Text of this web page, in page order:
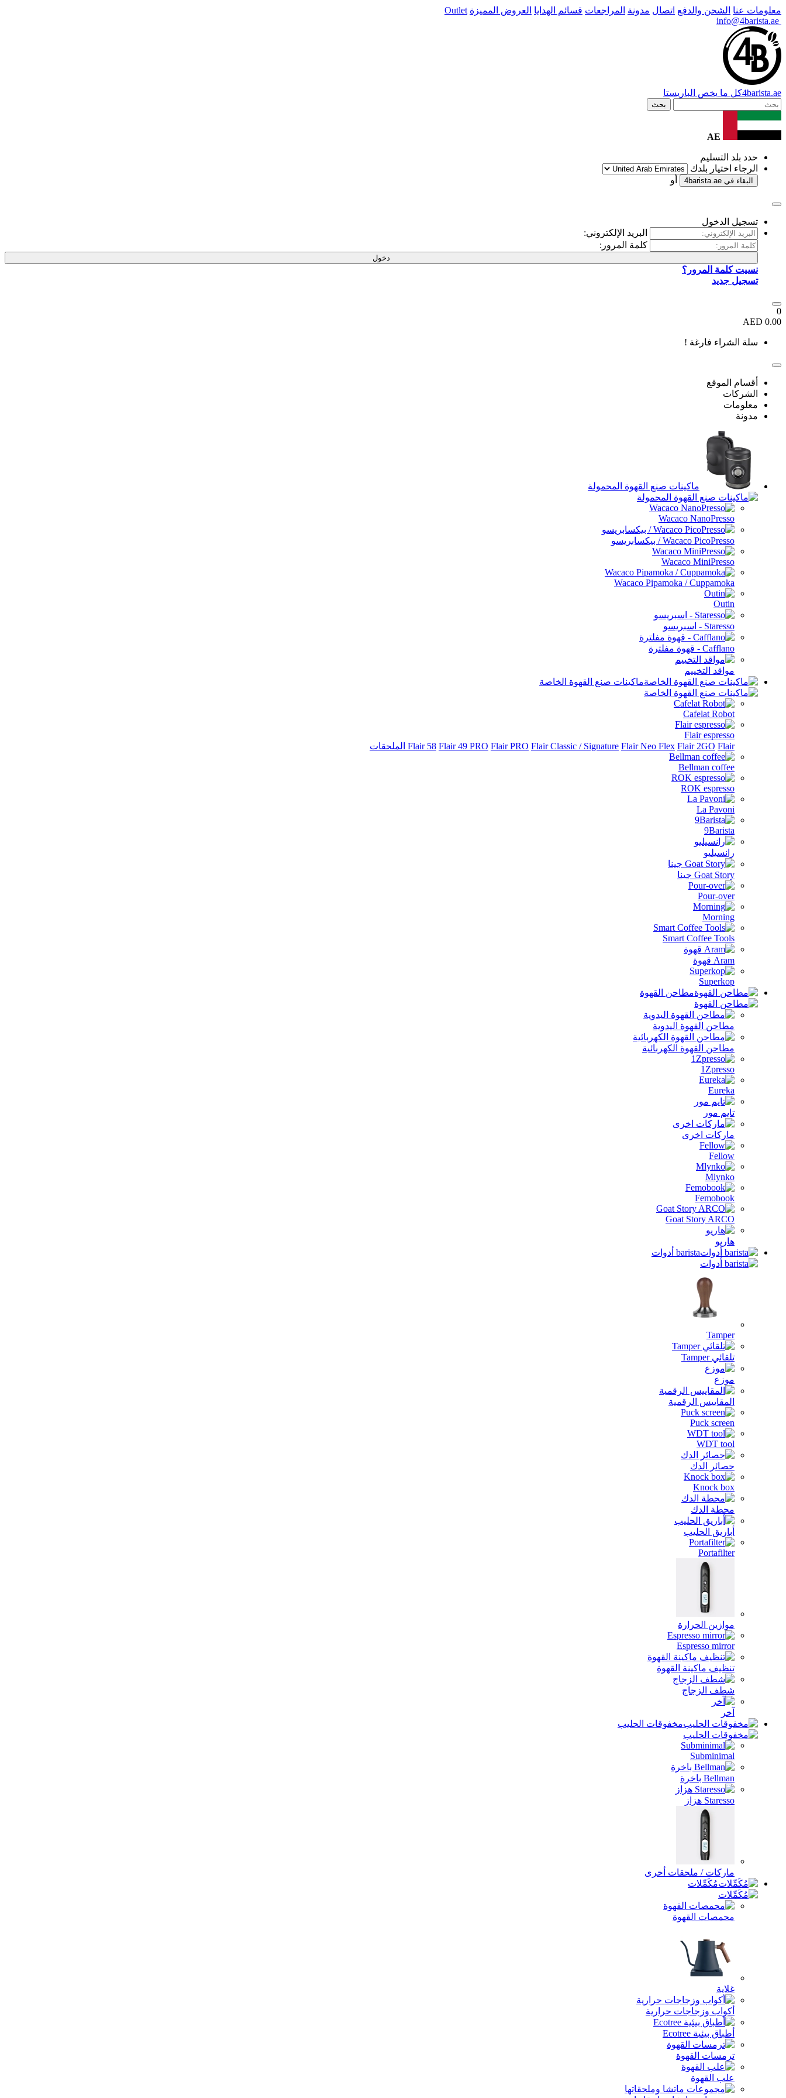
معلومات عنا الشحن والدفع اتصال مدونة المراجعات قسائم الهدايا العروض المميزة Outlet
4barista.ae كل ما يخص الباريستا
بحث
AE
حدد بلد التسليم
الرجاء اختيار بلدك
البقاء في 4barista.ae أو
تسجيل الدخول
البريد الإلكتروني:
كلمة المرور:
دخول
نسيت كلمة المرور؟
تسجيل جديد
0
0.00 AED
سلة الشراء فارغة !
أقسام الموقع
الشركات
معلومات
مدونة
ماكينات صنع القهوة المحمولة
Wacaco NanoPresso
Wacaco PicoPresso / بيكسابريسو
Wacaco MiniPresso
Wacaco Pipamoka / Cuppamoka
Outin
Staresso - اسبريسو
Cafflano - قهوة مفلترة
مواقد التخييم
ماكينات صنع القهوة الخاصة
Cafelat Robot
Flair espresso
Flair 58 Flair 49 PRO Flair PRO Flair Classic / Signature Flair Neo Flex Flair 2GO Flair الملحقات
Bellman coffee
ROK espresso
La Pavoni
9Barista
رانسيليو
Goat Story جينا
Pour-over
Morning
Smart Coffee Tools
Aram قهوة
Superkop
مطاحن القهوة
مطاحن القهوة اليدوية
مطاحن القهوة الكهربائية
1Zpresso
Eureka
تايم مور
ماركات اخرى
Fellow
Mlynko
Femobook
Goat Story ARCO
هاريو
barista أدوات
Tamper
تلقائي Tamper
موزع
المقاييس الرقمية
Puck screen
WDT tool
حصائر الدك
Knock box
محطة الدك
أباريق الحليب
Portafilter
موازين الحرارة
Espresso mirror
تنظيف ماكينة القهوة
شطف الزجاج
آخر
مخفوقات الحليب
Subminimal
Bellman باخرة
Staresso هزاز
ماركات / ملحقات أخرى
مُكَمِّلات
محمصات القهوة
غلاية
أكواب وزجاجات حرارية
أطباق بيئية Ecotree
ترمسات القهوة
علب القهوة